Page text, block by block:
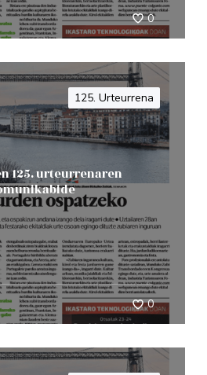
0
125. Urteurrena
125. urteurrenaren
0